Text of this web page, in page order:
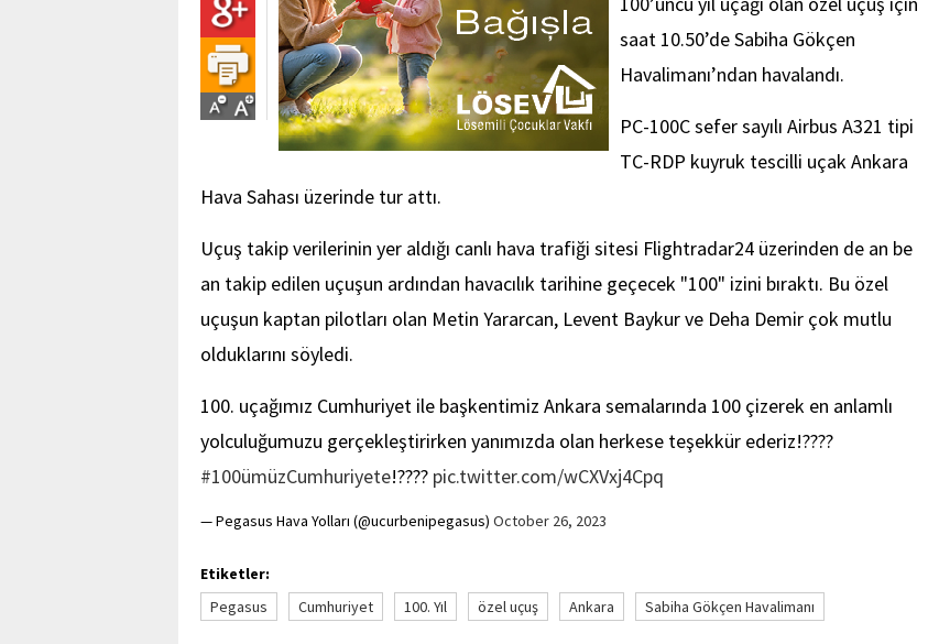
saat 10.50’de Sabiha Gökçen
Havalimanı’ndan havalandı.
PC-100C sefer sayılı Airbus A321 tipi
TC-RDP kuyruk tescilli uçak Ankara
Hava Sahası üzerinde tur attı.
Uçuş takip verilerinin yer aldığı canlı hava trafiği sitesi Flightradar24 üzerinden de an be
an takip edilen uçuşun ardından havacılık tarihine geçecek "100" izini bıraktı. Bu özel
uçuşun kaptan pilotları olan Metin Yararcan, Levent Baykur ve Deha Demir çok mutlu
olduklarını söyledi.
100. uçağımız Cumhuriyet ile başkentimiz Ankara semalarında 100 çizerek en anlamlı
yolculuğumuzu gerçekleştirirken yanımızda olan herkese teşekkür ederiz!????
#100ümüzCumhuriyete!???? pic.twitter.com/wCXVxj4Cpq
— Pegasus Hava Yolları (@ucurbenipegasus) October 26, 2023
Etiketler:
Pegasus
Cumhuriyet 100. Yıl özel uçuş Ankara Sabiha Gökçen Havalimanı